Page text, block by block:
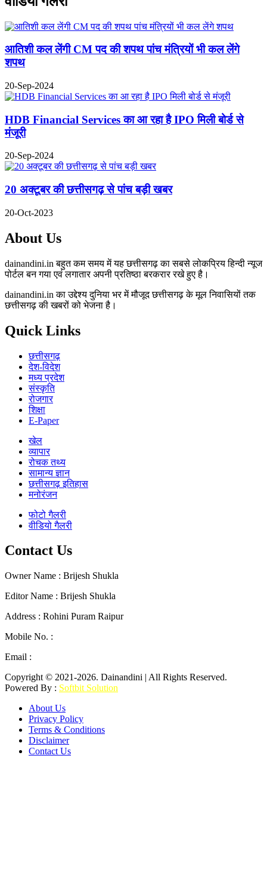
आतिशी कल लेंगी CM पद की शपथ पांच मंत्रियों भी कल लेंगे
शपथ
20-Sep-2024
HDB Financial Services का आ रहा है IPO मिली बोर्ड से
मंजूरी
20-Sep-2024
20 अक्टूबर की छत्तीसगढ़ से पांच बड़ी खबर
20-Oct-2023
About Us
dainandini.in बहुत कम समय में यह छत्तीसगढ़ का सबसे लोकप्रिय हिन्दी न्यूज
पोर्टल बन गया एवं लगातार अपनी प्रतिष्ठा बरकरार रखे हुए है।
dainandini.in का उद्देश्य दुनिया भर में मौजूद छत्तीसगढ़ के मूल निवासियों तक
छत्तीसगढ़ की खबरों को भेजना है।
Quick Links
छत्तीसगढ़
देश-विदेश
मध्य प्रदेश
संस्कृति
रोजगार
शिक्षा
E-Paper
खेल
व्यापार
रोचक तथ्य
सामान्य ज्ञान
छत्तीसगढ़ इतिहास
मनोरंजन
फोटो गैलरी
वीडियो गैलरी
Contact Us
Owner Name : Brijesh Shukla
Editor Name : Brijesh Shukla
Address : Rohini Puram Raipur
Mobile No. :
Email :
Copyright © 2021-2026. Dainandini | All Rights Reserved.
Powered By : Softbit Solution
About Us
Privacy Policy
Terms & Conditions
Disclaimer
Contact Us